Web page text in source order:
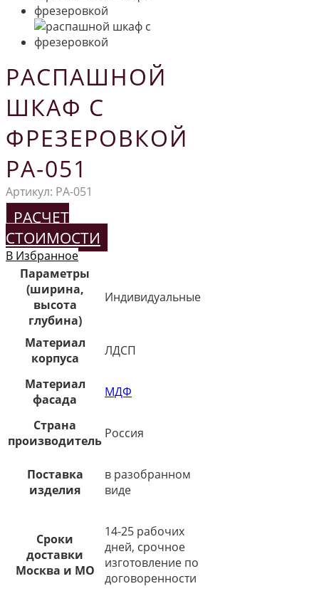
РАСПАШНОЙ
ШКАФ С
ФРЕЗЕРОВКОЙ
РА-051
Артикул: РА-051
РАСЧЕТ
СТОИМОСТИ
В Избранное
Параметры
(ширина,
высота
глубина)
Индивидуальные
Материал
корпуса
ЛДСП
Материал
фасада
МДФ
Страна
производитель Россия
Поставка
изделия
в разобранном
виде
Сроки
доставки
Москва и МО
14-25 рабочих
дней, срочное
изготовление по
договоренности